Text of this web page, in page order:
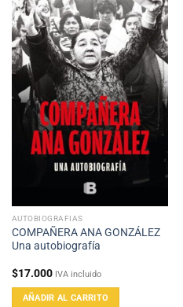
AUTOBIOGRAFIAS
COMPAÑERA ANA GONZÁLEZ
Una autobiografía
$17.000 IVA incluido
AÑADIR AL CARRITO